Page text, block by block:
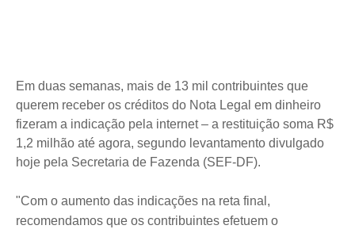
Em duas semanas, mais de 13 mil contribuintes que
querem receber os créditos do Nota Legal em dinheiro
fizeram a indicação pela internet – a restituição soma R$
1,2 milhão até agora, segundo levantamento divulgado
hoje pela Secretaria de Fazenda (SEF-DF).
"Com o aumento das indicações na reta final,
recomendamos que os contribuintes efetuem o